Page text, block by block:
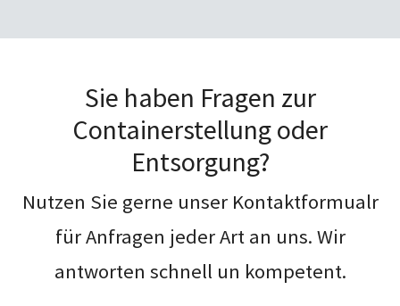
Sie haben Fragen zur
Containerstellung oder
Entsorgung?
Nutzen Sie gerne unser Kontaktformualr
für Anfragen jeder Art an uns. Wir
antworten schnell un kompetent.